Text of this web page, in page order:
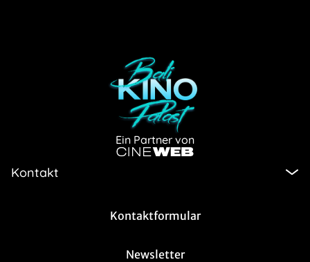
Ein Partner von
Kontakt
Kontaktformular
Newsletter